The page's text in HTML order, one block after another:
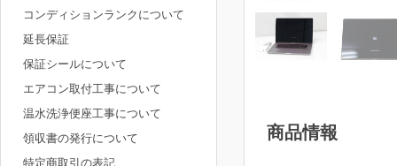
商品情報
コンディションランクについて
延長保証
保証シールについて
エアコン取付工事について
温水洗浄便座工事について
領収書の発行について
特定商取引の表記